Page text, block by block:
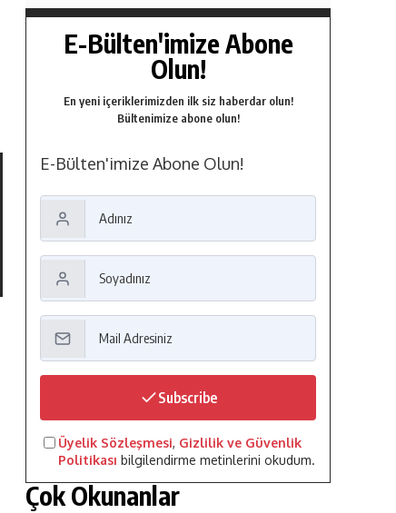
E-Bülten'imize Abone
Olun!
En yeni içeriklerimizden ilk siz haberdar olun!
Bültenimize abone olun!
E-Bülten'imize Abone Olun!
Subscribe
Üyelik Sözleşmesi, Gizlilik ve Güvenlik
Politikası bilgilendirme metinlerini okudum.
Çok Okunanlar